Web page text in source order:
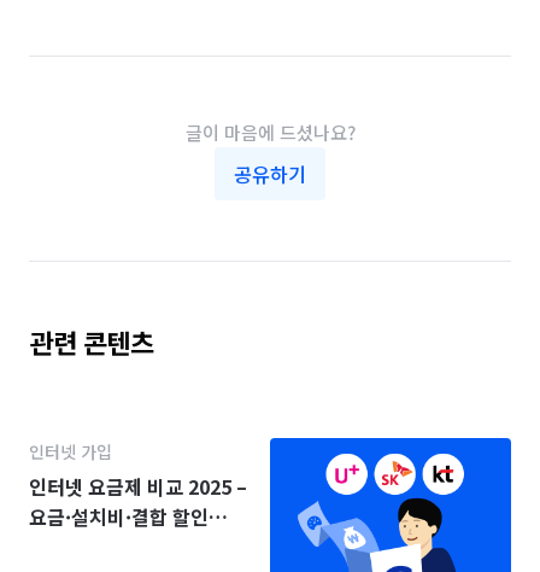
글이 마음에 드셨나요?
공유하기
관련 콘텐츠
인터넷 가입
인터넷 요금제 비교 2025 –
요금·설치비·결합 할인